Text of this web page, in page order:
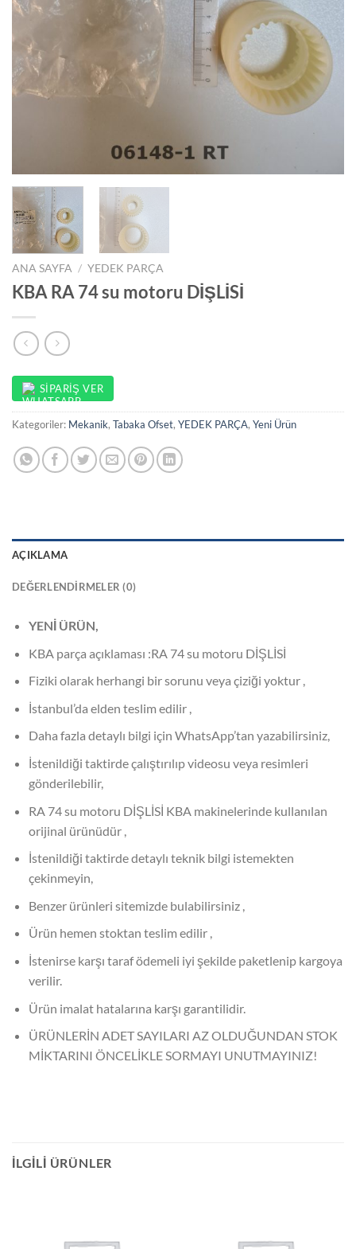
ANA SAYFA / YEDEK PARÇA
KBA RA 74 su motoru DİŞLİSİ
SIPARIŞ VER
Kategoriler: Mekanik, Tabaka Ofset, YEDEK PARÇA, Yeni Ürün
AÇIKLAMA
DEĞERLENDIRMELER (0)
YENİ ÜRÜN,
KBA parça açıklaması :RA 74 su motoru DİŞLİSİ
Fiziki olarak herhangi bir sorunu veya çiziği yoktur ,
İstanbul’da elden teslim edilir ,
Daha fazla detaylı bilgi için WhatsApp’tan yazabilirsiniz,
İstenildiği taktirde çalıştırılıp videosu veya resimleri
gönderilebilir,
RA 74 su motoru DİŞLİSİ KBA makinelerinde kullanılan
orijinal ürünüdür ,
İstenildiği taktirde detaylı teknik bilgi istemekten
çekinmeyin,
Benzer ürünleri sitemizde bulabilirsiniz ,
Ürün hemen stoktan teslim edilir ,
İstenirse karşı taraf ödemeli iyi şekilde paketlenip kargoya
verilir.
Ürün imalat hatalarına karşı garantilidir.
ÜRÜNLERİN ADET SAYILARI AZ OLDUĞUNDAN STOK
MİKTARINI ÖNCELİKLE SORMAYI UNUTMAYINIZ!
İLGILI ÜRÜNLER